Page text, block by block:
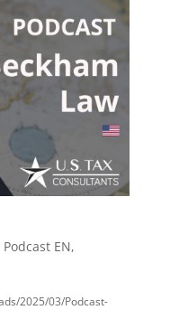
Podcast EN,
2025/03/Podcast-